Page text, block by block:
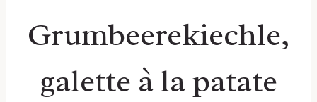
Grumbeerekiechle,
galette à la patate